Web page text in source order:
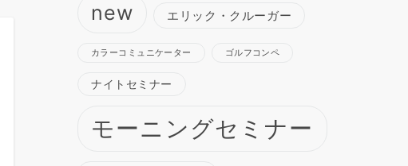
new エリック・クルーガー
カラーコミュニケーター ゴルフコンペ
ナイトセミナー
モーニングセミナー